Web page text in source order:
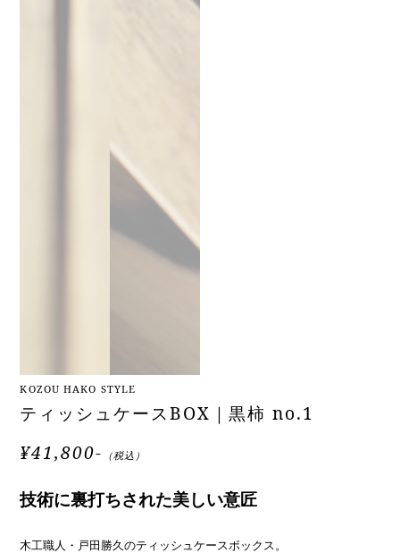
KOZOU HAKO STYLE
ティッシュケースBOX｜黒柿 no.1
¥41,800-
（税込）
技術に裏打ちされた美しい意匠
木工職人・戸田勝久のティッシュケースボックス。